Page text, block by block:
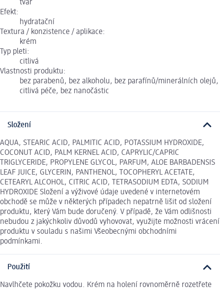
tvář
Efekt:
hydratační
Textura / konzistence / aplikace:
krém
Typ pleti:
citlivá
Vlastnosti produktu:
bez parabenů, bez alkoholu, bez parafínů/minerálních olejů,
citlivá péče, bez nanočástic
Složení
AQUA, STEARIC ACID, PALMITIC ACID, POTASSIUM HYDROXIDE,
COCONUT ACID, PALM KERNEL ACID, CAPRYLIC/CAPRIC
TRIGLYCERIDE, PROPYLENE GLYCOL, PARFUM, ALOE BARBADENSIS
LEAF JUICE, GLYCERIN, PANTHENOL, TOCOPHERYL ACETATE,
CETEARYL ALCOHOL, CITRIC ACID, TETRASODIUM EDTA, SODIUM
HYDROXIDE Složení a výživové údaje uvedené v internetovém
obchodě se může v některých případech nepatrně lišit od složení
produktu, který Vám bude doručený. V případě, že Vám odlišnosti
nebudou z jakýchkoliv důvodů vyhovovat, využijte možnosti vrácení
produktu v souladu s našimi Všeobecnými obchodními
podmínkami.
Použití
Navlhčete pokožku vodou. Krém na holení rovnoměrně rozetřete